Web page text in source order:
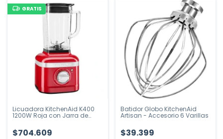
GRATIS
Licuadora KitchenAid K400
1200W Roja con Jarra de
$704.609
Batidor Globo KitchenAid
Artisan - Accesorio 6 Varillas
$39.399